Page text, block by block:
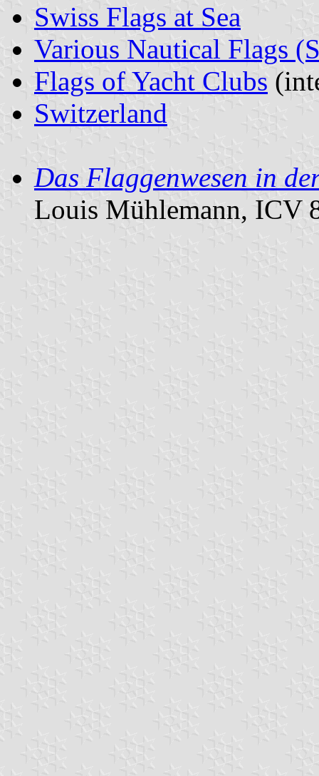
Swiss Flags at Sea
Various Nautical Flags
Flags of Yacht Clubs
Switzerland
Das Flaggenwesen in
Louis Mühlemann, ICV